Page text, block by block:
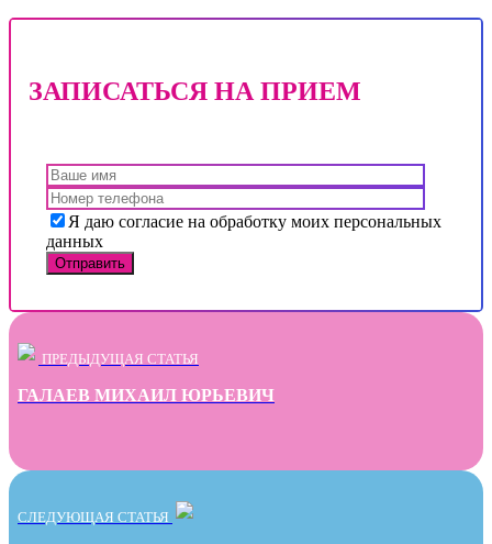
ЗАПИСАТЬСЯ НА ПРИЕМ
Я даю согласие на обработку моих персональных
данных
ПРЕДЫДУЩАЯ СТАТЬЯ
ГАЛАЕВ МИХАИЛ ЮРЬЕВИЧ
СЛЕДУЮЩАЯ СТАТЬЯ